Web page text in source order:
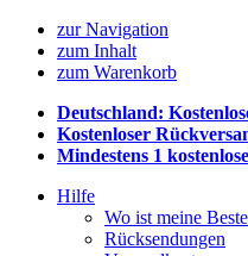
zur Navigation
zum Inhalt
zum Warenkorb
Deutschland:
Kostenloser
Mindestens 1
Hilfe
Wo ist meine
Rücksendungen